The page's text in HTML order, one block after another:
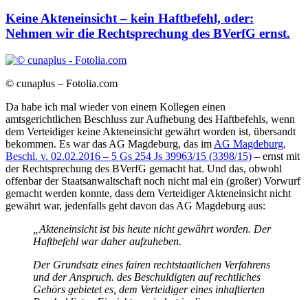
Keine Akteneinsicht – kein Haftbefehl, oder:
Nehmen wir die Rechtsprechung des BVerfG ernst.
© cunaplus – Fotolia.com
Da habe ich mal wieder von einem Kollegen einen
amtsgerichtlichen Beschluss zur Aufhebung des Haftbefehls, wenn
dem Verteidiger keine Akteneinsicht gewährt worden ist, übersandt
bekommen. Es war das AG Magdeburg, das im AG Magdeburg,
Beschl. v. 02.02.2016 – 5 Gs 254 Js 39963/15 (3398/15) – ernst mit
der Rechtsprechung des BVerfG gemacht hat. Und das, obwohl
offenbar der Staatsanwaltschaft noch nicht mal ein (großer) Vorwurf
gemacht werden konnte, dass dem Verteidiger Akteneinsicht nicht
gewährt war, jedenfalls geht davon das AG Magdeburg aus:
„Akteneinsicht ist bis heute nicht gewährt worden. Der
Haftbefehl war daher aufzuheben.
Der Grundsatz eines fairen rechtstaatlichen Verfahrens
und der Anspruch. des Beschuldigten auf rechtliches
Gehörs gebietet es, dem Verteidiger eines inhaftierten